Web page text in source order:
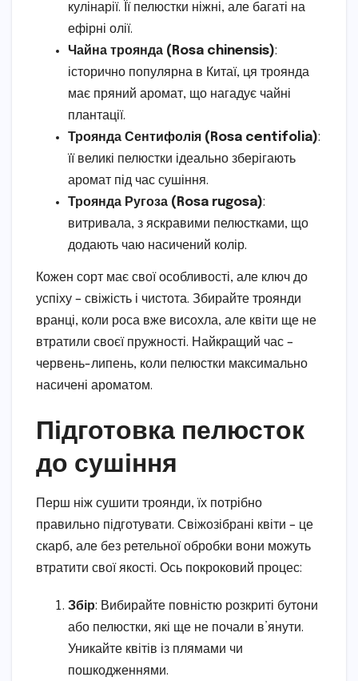
кулінарії. Її пелюстки ніжні, але багаті на
ефірні олії.
Чайна троянда (Rosa chinensis):
історично популярна в Китаї, ця троянда
має пряний аромат, що нагадує чайні
плантації.
Троянда Сентифолія (Rosa centifolia):
її великі пелюстки ідеально зберігають
аромат під час сушіння.
Троянда Ругоза (Rosa rugosa):
витривала, з яскравими пелюстками, що
додають чаю насичений колір.
Кожен сорт має свої особливості, але ключ до
успіху – свіжість і чистота. Збирайте троянди
вранці, коли роса вже висохла, але квіти ще не
втратили своєї пружності. Найкращий час –
червень-липень, коли пелюстки максимально
насичені ароматом.
Підготовка пелюсток
до сушіння
Перш ніж сушити троянди, їх потрібно
правильно підготувати. Свіжозібрані квіти – це
скарб, але без ретельної обробки вони можуть
втратити свої якості. Ось покроковий процес:
Збір: Вибирайте повністю розкриті бутони
або пелюстки, які ще не почали в’янути.
Уникайте квітів із плямами чи
пошкодженнями.